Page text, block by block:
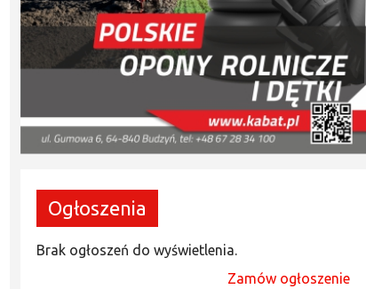
Ogłoszenia
Brak ogłoszeń do wyświetlenia.
Zamów ogłoszenie